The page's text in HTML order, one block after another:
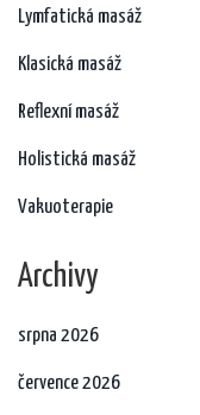
Lymfatická masáž
Klasická masáž
Reflexní masáž
Holistická masáž
Vakuoterapie
Archivy
srpna 2026
července 2026